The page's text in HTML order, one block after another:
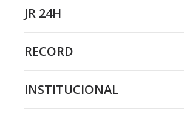
JR 24H
RECORD
INSTITUCIONAL